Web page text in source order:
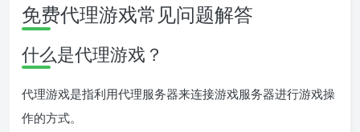
免费代理游戏常见问题解答
什么是代理游戏？
代理游戏是指利用代理服务器来连接游戏服务器进行游戏操
作的方式。